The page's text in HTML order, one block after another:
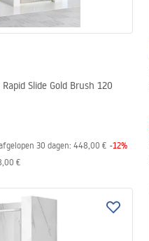
Slide Gold Brush 120
30 dagen: 448,00 € -12%
€